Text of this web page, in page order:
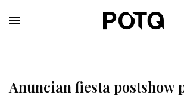
Anuncian fiesta postshow